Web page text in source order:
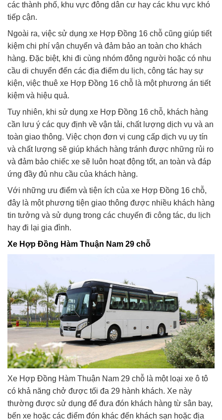
các thành phố, khu vực đông dân cư hay các khu vực khó
tiếp cận.
Ngoài ra, việc sử dụng xe Hợp Đồng 16 chỗ cũng giúp tiết
kiệm chi phí vận chuyển và đảm bảo an toàn cho khách
hàng. Đặc biệt, khi đi cùng nhóm đông người hoặc có nhu
cầu di chuyển đến các địa điểm du lịch, công tác hay sự
kiện, việc thuê xe Hợp Đồng 16 chỗ là một phương án tiết
kiệm và hiệu quả.
Tuy nhiên, khi sử dụng xe Hợp Đồng 16 chỗ, khách hàng
cần lưu ý các quy định về vận tải, chất lượng dịch vụ và an
toàn giao thông. Việc chọn đơn vị cung cấp dịch vụ uy tín
và chất lượng sẽ giúp khách hàng tránh được những rủi ro
và đảm bảo chiếc xe sẽ luôn hoạt động tốt, an toàn và đáp
ứng đầy đủ nhu cầu của khách hàng.
Với những ưu điểm và tiện ích của xe Hợp Đồng 16 chỗ,
đây là một phương tiện giao thông được nhiều khách hàng
tin tưởng và sử dụng trong các chuyến đi công tác, du lịch
hay đi lại gia đình.
Xe Hợp Đồng Hàm Thuận Nam 29 chỗ
Xe Hợp Đồng Hàm Thuận Nam 29 chỗ là một loại xe ô tô
có khả năng chở được tối đa 29 hành khách. Xe này
thường được sử dụng để đưa đón khách hàng từ sân bay,
bến xe hoặc các điểm đón khác đến khách sạn hoặc địa